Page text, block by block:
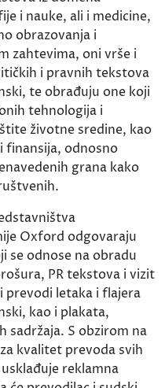
i nauke, ali i medicine,
obrazovanja i
zahtevima, oni vrše i
i pravnih tekstova
te obrađuju one koji
tehnologija i
životne sredine, kao
finansija, odnosno
grana kako
Oxford odgovaraju
se odnose na obradu
PR tekstova i vizit
prevodi letaka i flajera
kao i plakata,
sadržaja. S obzirom na
kvalitet prevoda svih
reklamna